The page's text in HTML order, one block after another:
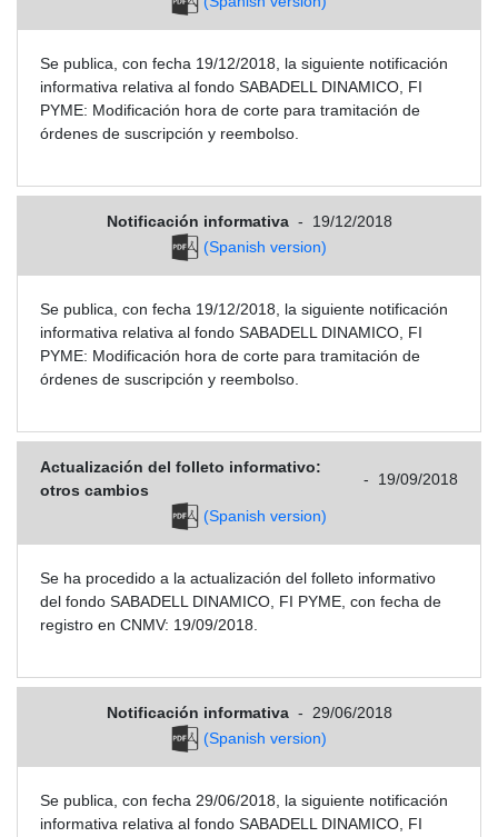
Se publica, con fecha 19/12/2018, la siguiente notificación
informativa relativa al fondo SABADELL DINAMICO, FI
PYME: Modificación hora de corte para tramitación de
órdenes de suscripción y reembolso.
Notificación informativa -
19/12/2018
(Spanish version)
Se publica, con fecha 19/12/2018, la siguiente notificación
informativa relativa al fondo SABADELL DINAMICO, FI
PYME: Modificación hora de corte para tramitación de
órdenes de suscripción y reembolso.
Actualización del folleto informativo:
otros cambios
- 19/09/2018
(Spanish version)
Se ha procedido a la actualización del folleto informativo
del fondo SABADELL DINAMICO, FI PYME, con fecha de
registro en CNMV: 19/09/2018.
Notificación informativa - 29/06/2018
(Spanish version)
Se publica, con fecha 29/06/2018, la siguiente notificación
informativa relativa al fondo SABADELL DINAMICO, FI